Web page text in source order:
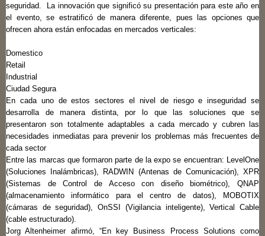
seguridad. La innovación que significó su presentación para este año en
el evento, se estratificó de manera diferente, pues las opciones que
ofrecen ahora están enfocadas en mercados verticales:
Domestico
Retail
Industrial
Ciudad Segura
En cada uno de estos sectores el nivel de riesgo e inseguridad se
desarrolla de manera distinta, por lo que las soluciones que se
presentaron son totalmente adaptables a cada mercado y cubren las
necesidades inmediatas para prevenir los problemas más frecuentes de
cada sector
Entre las marcas que formaron parte de la expo se encuentran: LevelOne
(Soluciones Inalámbricas), RADWIN (Antenas de Comunicación), XPR
(Sistemas de Control de Acceso con diseño biométrico), QNAP
(almacenamiento informático para el centro de datos), MOBOTIX
(cámaras de seguridad), OnSSI (Vigilancia inteligente), Vertical Cable
(cable estructurado).
Jorg Altenheimer afirmó, “En key Business Process Solutions como